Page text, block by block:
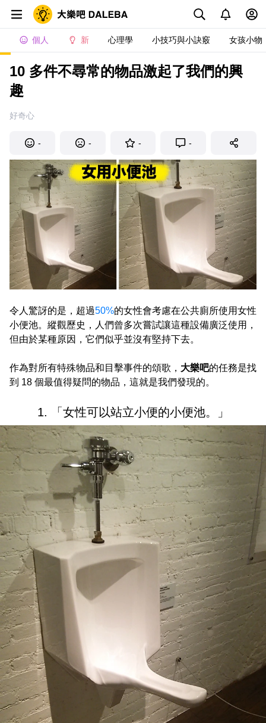
個人 新 心理學 小技巧與小訣竅 女孩小物
10 多件不尋常的物品激起了我們的興
趣
好奇心
- - - -
令人驚訝的是，超過50%的女性會考慮在公共廁所使用女性
小便池。縱觀歷史，人們曾多次嘗試讓這種設備廣泛使用，
但由於某種原因，它們似乎並沒有堅持下去。
作為對所有特殊物品和目擊事件的頌歌， 大樂吧的任務是找
到 18 個最值得疑問的物品，這就是我們發現的。
1. 「女性可以站立小便的小便池。」